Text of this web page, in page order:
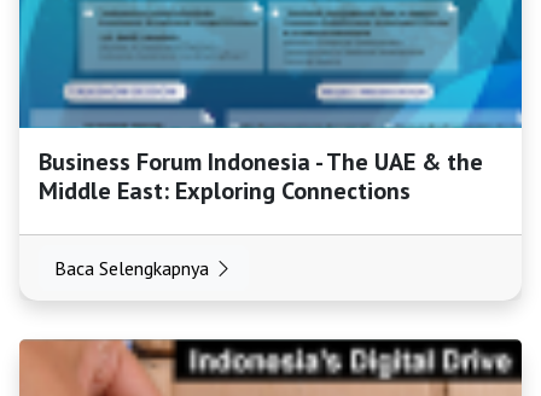
Business Forum Indonesia - The UAE & the
Middle East: Exploring Connections
Baca Selengkapnya